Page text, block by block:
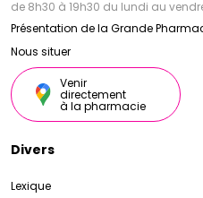
de 8h30 à 19h30 du lundi au
Présentation de la Grande
Nous situer
Venir
directement
à la pharmacie
Divers
Lexique